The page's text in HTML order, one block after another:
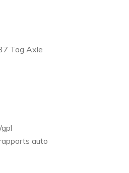
Tag Axle
auto